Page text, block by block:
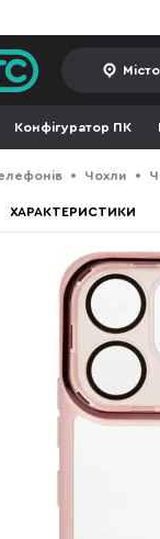
Місто
Конфігуратор ПК
Чохли
ХАРАКТЕРИСТИКИ